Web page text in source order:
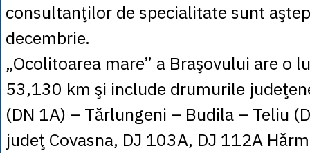
consultanţilor de specialitate sunt
decembrie.
„Ocolitoarea mare” a Braşovului are o
53,130 km şi include drumurile
(DN 1A) – Tărlungeni – Budila – Teliu
judeţ Covasna, DJ 103A, DJ 112A